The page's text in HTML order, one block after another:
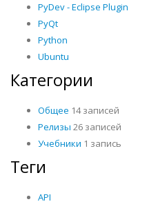
PyDev - Eclipse Plugin
PyQt
Python
Ubuntu
Категории
Общее 14 записей
Релизы 26 записей
Учебники 1 запись
Теги
API